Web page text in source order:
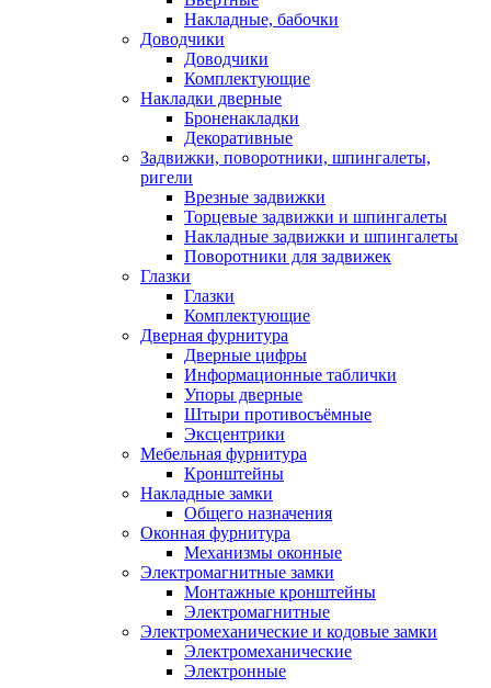
Накладные, бабочки
Доводчики
Доводчики
Комплектующие
Накладки дверные
Броненакладки
Декоративные
Задвижки, поворотники, шпингалеты,
ригели
Врезные задвижки
Торцевые задвижки и шпингалеты
Накладные задвижки и шпингалеты
Поворотники для задвижек
Глазки
Глазки
Комплектующие
Дверная фурнитура
Дверные цифры
Информационные таблички
Упоры дверные
Штыри противосъёмные
Эксцентрики
Мебельная фурнитура
Кронштейны
Накладные замки
Общего назначения
Оконная фурнитура
Механизмы оконные
Электромагнитные замки
Монтажные кронштейны
Электромагнитные
Электромеханические и кодовые замки
Электромеханические
Электронные